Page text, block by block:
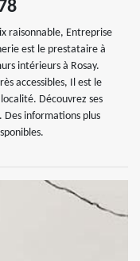
raisonnable, Entreprise
est le prestataire à
intérieurs à Rosay.
accessibles, Il est le
Découvrez ses
Des informations plus